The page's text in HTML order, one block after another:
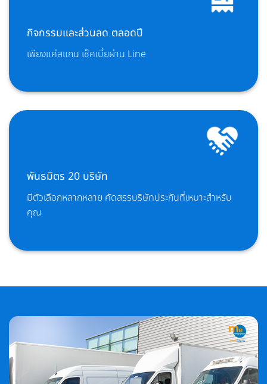
กิจกรรมและส่วนลด ตลอดปี
เพียงแค่สแกน เช็คเบี้ยผ่าน Line
พันธมิตร 20 บริษัท
มีตัวเลือกหลากหลาย คัดสรรบริษัทประกันที่เหมาะสำหรับ
คุณ